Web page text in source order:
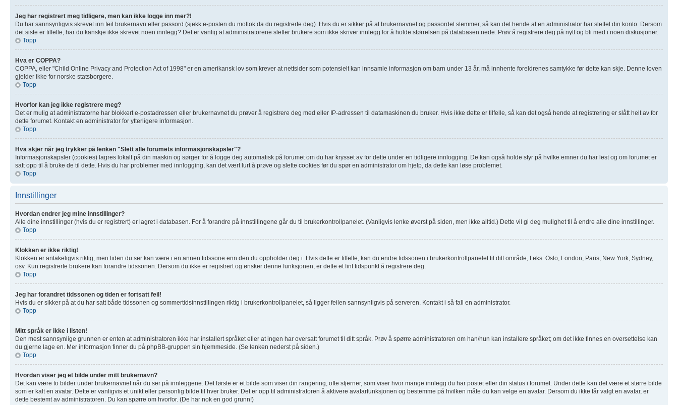
Jeg har registrert meg tidligere, men kan ikke logge inn mer?!
Du har sannsynligvis skrevet inn feil brukernavn eller passord (sjekk e-posten du mottok da du registrerte deg). Hvis du er sikker på at brukernavnet og passordet stemmer, så kan det hende at en administrator har slettet din konto. Dersom
det siste er tilfelle, har du kanskje ikke skrevet noen innlegg? Det er vanlig at administratorene sletter brukere som ikke skriver innlegg for å holde størrelsen på databasen nede. Prøv å registrere deg på nytt og bli med i noen diskusjoner.
Topp
Hva er COPPA?
COPPA, eller "Child Online Privacy and Protection Act of 1998" er en amerikansk lov som krever at nettsider som potensielt kan innsamle informasjon om barn under 13 år, må innhente foreldrenes samtykke før dette kan skje. Denne loven
gjelder ikke for norske statsborgere.
Topp
Hvorfor kan jeg ikke registrere meg?
Det er mulig at administratorne har blokkert e-postadressen eller brukernavnet du prøver å registrere deg med eller IP-adressen til datamaskinen du bruker. Hvis ikke dette er tilfelle, så kan det også hende at registrering er slått helt av for
dette forumet. Kontakt en administrator for ytterligere informasjon.
Topp
Hva skjer når jeg trykker på lenken "Slett alle forumets informasjonskapsler"?
Informasjonskapsler (cookies) lagres lokalt på din maskin og sørger for å logge deg automatisk på forumet om du har krysset av for dette under en tidligere innlogging. De kan også holde styr på hvilke emner du har lest og om forumet er
satt opp til å bruke de til dette. Hvis du har problemer med innlogging, kan det vært lurt å prøve og slette cookies før du spør en administrator om hjelp, da dette kan løse problemet.
Topp
Innstillinger
Hvordan endrer jeg mine innstillinger?
Alle dine innstillinger (hvis du er registrert) er lagret i databasen. For å forandre på innstillingene går du til brukerkontrollpanelet. (Vanligvis lenke øverst på siden, men ikke alltid.) Dette vil gi deg mulighet til å endre alle dine innstillinger.
Topp
Klokken er ikke riktig!
Klokken er antakeligvis riktig, men tiden du ser kan være i en annen tidssone enn den du oppholder deg i. Hvis dette er tilfelle, kan du endre tidssonen i brukerkontrollpanelet til ditt område, f.eks. Oslo, London, Paris, New York, Sydney,
osv. Kun registrerte brukere kan forandre tidssonen. Dersom du ikke er registrert og ønsker denne funksjonen, er dette et fint tidspunkt å registrere deg.
Topp
Jeg har forandret tidssonen og tiden er fortsatt feil!
Hvis du er sikker på at du har satt både tidssonen og sommertidsinnstillingen riktig i brukerkontrollpanelet, så ligger feilen sannsynligvis på serveren. Kontakt i så fall en administrator.
Topp
Mitt språk er ikke i listen!
Den mest sannsynlige grunnen er enten at administratoren ikke har installert språket eller at ingen har oversatt forumet til ditt språk. Prøv å spørre administratoren om han/hun kan installere språket; om det ikke finnes en oversettelse kan
du gjerne lage en. Mer informasjon finner du på phpBB-gruppen sin hjemmeside. (Se lenken nederst på siden.)
Topp
Hvordan viser jeg et bilde under mitt brukernavn?
Det kan være to bilder under brukernavnet når du ser på innleggene. Det første er et bilde som viser din rangering, ofte stjerner, som viser hvor mange innlegg du har postet eller din status i forumet. Under dette kan det være et større bilde
som er kalt en avatar. Dette er vanligvis et unikt eller personlig bilde til hver bruker. Det er opp til administratoren å aktivere avatarfunksjonen og bestemme på hvilken måte du kan velge en avatar. Dersom du ikke får valgt en avatar, er
dette bestemt av administratoren. Du kan spørre om hvorfor. (De har nok en god grunn!)